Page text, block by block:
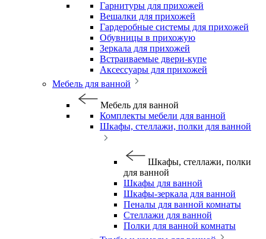
Гарнитуры для прихожей
Вешалки для прихожей
Гардеробные системы для прихожей
Обувницы в прихожую
Зеркала для прихожей
Встраиваемые двери-купе
Аксессуары для прихожей
Мебель для ванной
Мебель для ванной
Комплекты мебели для ванной
Шкафы, стеллажи, полки для ванной
Шкафы, стеллажи, полки
для ванной
Шкафы для ванной
Шкафы-зеркала для ванной
Пеналы для ванной комнаты
Стеллажи для ванной
Полки для ванной комнаты